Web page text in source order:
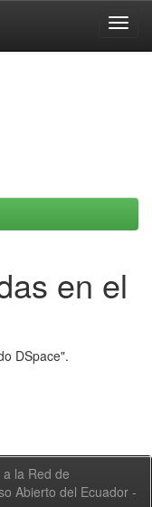
en el
DSpace".
la Red de
Abierto del Ecuador -